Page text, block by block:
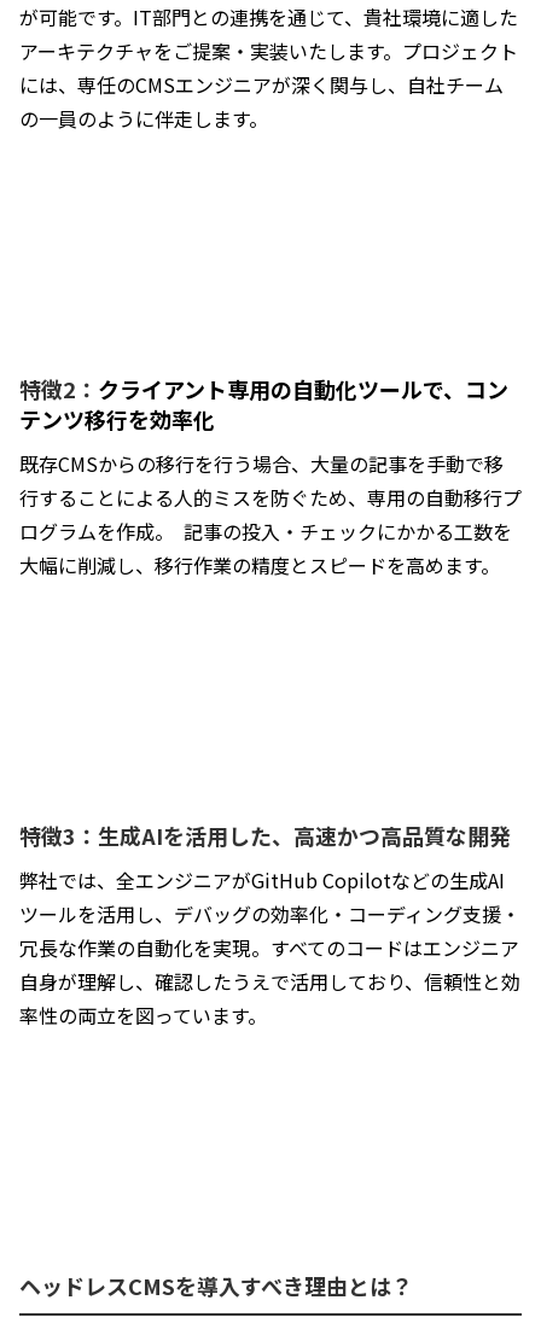
が可能です。IT部門との連携を通じて、貴社環境に適した
アーキテクチャをご提案・実装いたします。プロジェクト
には、専任のCMSエンジニアが深く関与し、自社チーム
の一員のように伴走します。
特徴2： クライアント専用の自動化ツールで、コン
テンツ移行を効率化
既存CMSからの移行を行う場合、大量の記事を手動で移
行することによる人的ミスを防ぐため、専用の自動移行プ
ログラムを作成。  記事の投入・チェックにかかる工数を
大幅に削減し、移行作業の精度とスピードを高めます。
特徴3：生成AIを活用した、高速かつ高品質な開発
弊社では、全エンジニアがGitHub Copilotなどの生成AI
ツールを活用し、デバッグの効率化・コーディング支援・
冗長な作業の自動化を実現。すべてのコードはエンジニア
自身が理解し、確認したうえで活用しており、信頼性と効
率性の両立を図っています。
ヘッドレスCMSを導入すべき理由とは？